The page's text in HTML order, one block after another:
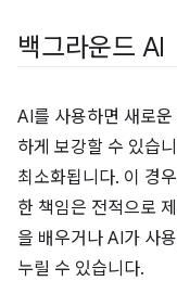
백그라운드 AI
AI를 사용하면 새로
하게 보강할 수 있습
최소화됩니다. 이 경
한 책임은 전적으로
을 배우거나 AI가 사
누릴 수 있습니다.